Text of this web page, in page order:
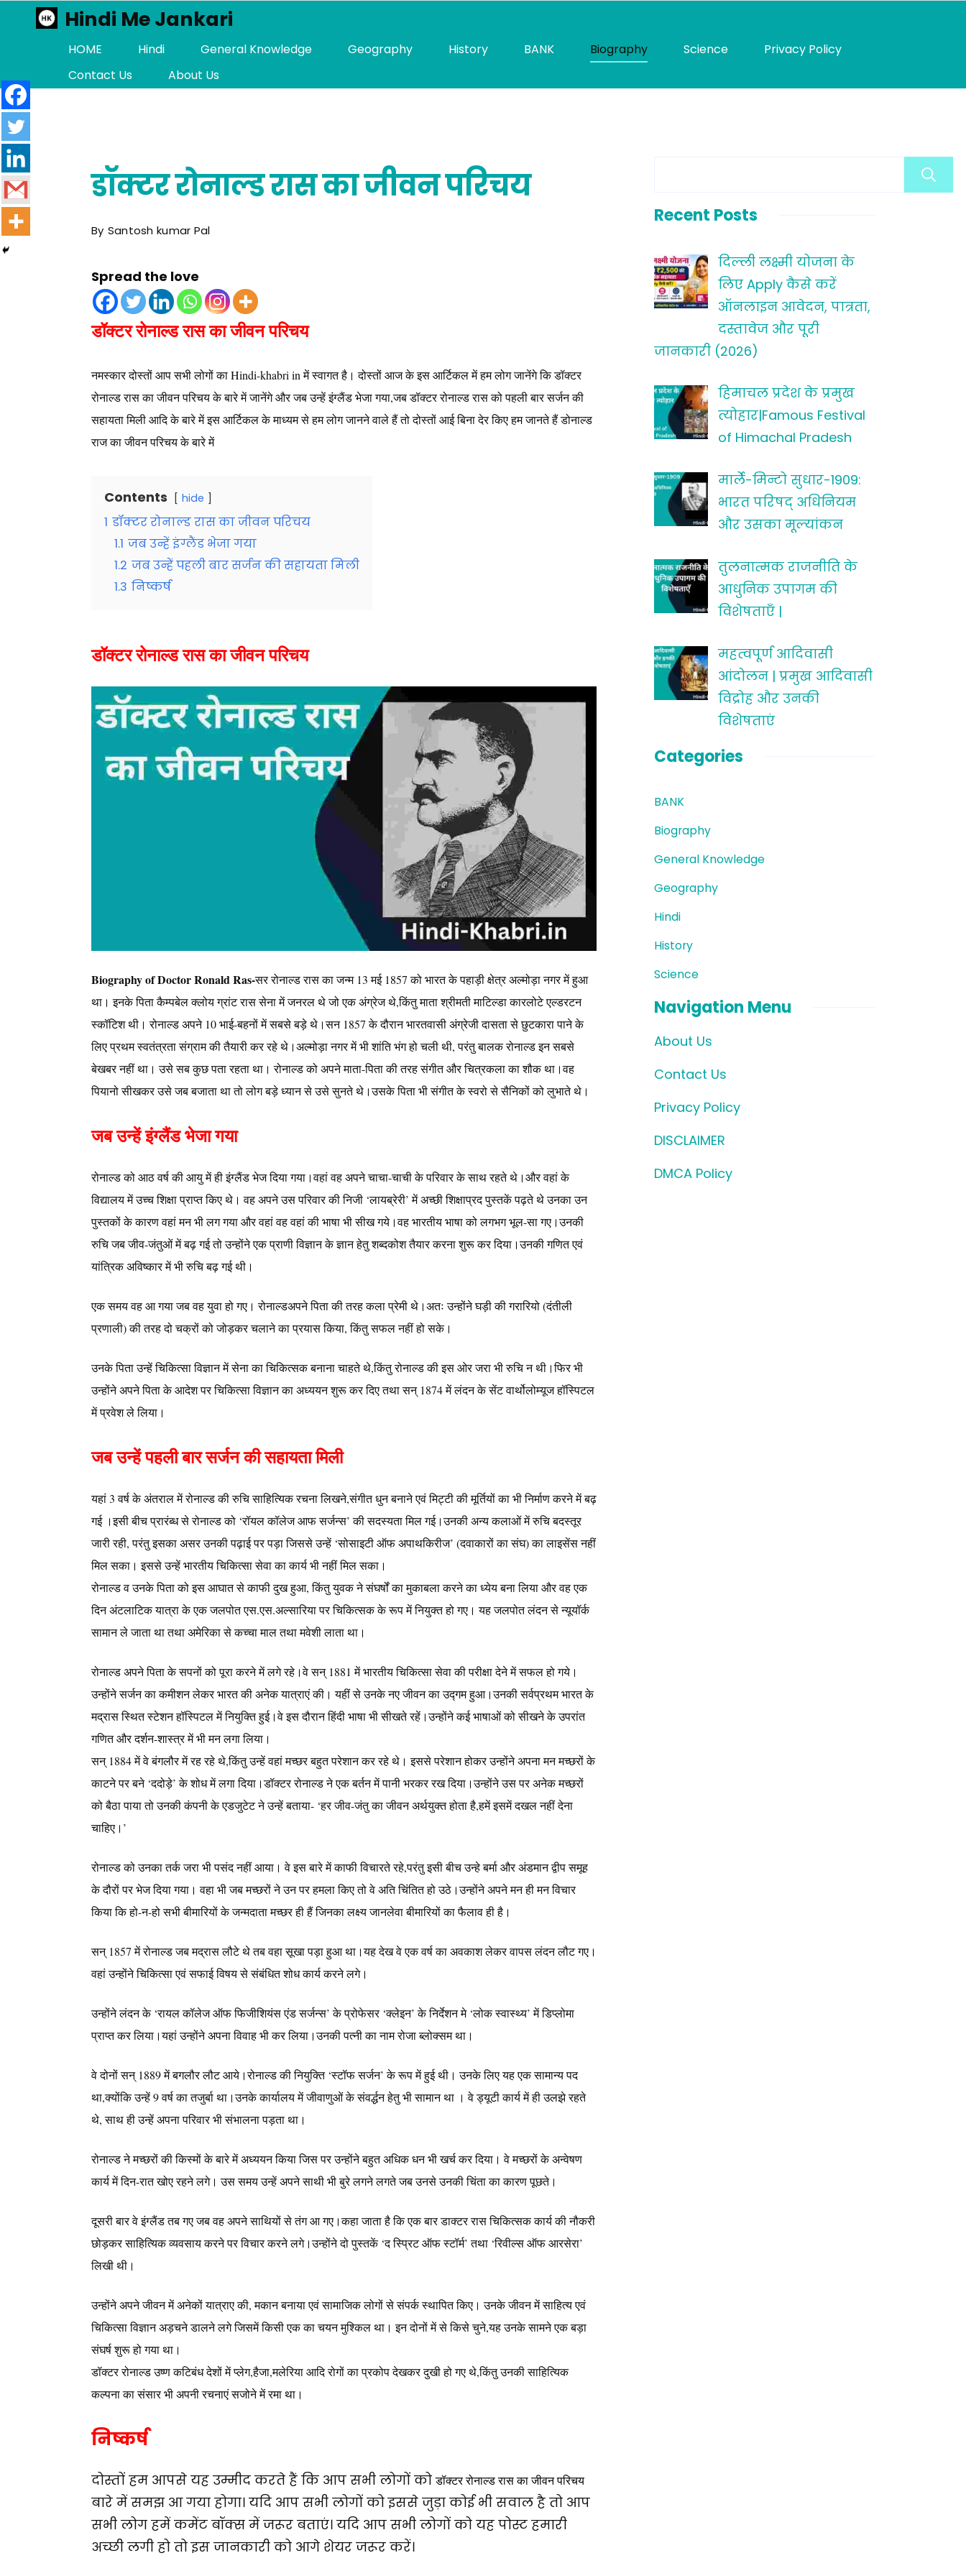
Hindi Me Jankari
HOME Hindi General Knowledge Geography History BANK Biography Science
Privacy Policy
Contact Us
About Us
डॉक्टर रोनाल्ड रास का जीवन परिचय
By Santosh kumar Pal
Spread the love
डॉक्टर रोनाल्ड रास का जीवन परिचय
नमस्कार दोस्तों आप सभी लोगों का Hindi-khabri in में स्वागत है। दोस्तों आज के इस आर्टिकल में हम लोग जानेंगे कि डॉक्टर
रोनाल्ड रास का जीवन परिचय के बारे में जानेंगे और जब उन्हें इंग्लैंड भेजा गया,जब डॉक्टर रोनाल्ड रास को पहली बार सर्जन की
सहायता मिली आदि के बारे में इस आर्टिकल के माध्यम से हम लोग जानने वाले हैं तो दोस्तों आई बिना देर किए हम जानते हैं डोनाल्ड
राज का जीवन परिचय के बारे में
Contents hide
1 डॉक्टर रोनाल्ड रास का जीवन परिचय
1.1 जब उन्हें इंग्लैंड भेजा गया
1.2 जब उन्हें पहली बार सर्जन की सहायता मिली
1.3 निष्कर्ष
डॉक्टर रोनाल्ड रास का जीवन परिचय
Biography of Doctor Ronald Ras-सर रोनाल्ड रास का जन्म 13 मई 1857 को भारत के पहाड़ी क्षेत्र अल्मोड़ा नगर में हुआ
था। इनके पिता कैम्पबेल क्लोय ग्रांट रास सेना में जनरल थे जो एक अंग्रेज थे,किंतु माता श्रीमती माटिल्डा कारलोटे एल्डरटन
स्कॉटिश थी। रोनाल्ड अपने 10 भाई-बहनों में सबसे बड़े थे।सन 1857 के दौरान भारतवासी अंग्रेजी दासता से छुटकारा पाने के
लिए प्रथम स्वतंत्रता संग्राम की तैयारी कर रहे थे।अल्मोड़ा नगर में भी शांति भंग हो चली थी, परंतु बालक रोनाल्ड इन सबसे
बेखबर नहीं था। उसे सब कुछ पता रहता था। रोनाल्ड को अपने माता-पिता की तरह संगीत और चित्रकला का शौक था।वह
पियानो सीखकर उसे जब बजाता था तो लोग बड़े ध्यान से उसे सुनते थे।उसके पिता भी संगीत के स्वरो से सैनिकों को लुभाते थे।
जब उन्हें इंग्लैंड भेजा गया
रोनाल्ड को आठ वर्ष की आयु में ही इंग्लैंड भेज दिया गया।वहां वह अपने चाचा-चाची के परिवार के साथ रहते थे।और वहां के
विद्यालय में उच्च शिक्षा प्राप्त किए थे। वह अपने उस परिवार की निजी ‘लायब्रेरी’ में अच्छी शिक्षाप्रद पुस्तकें पढ़ते थे उनका उन
पुस्तकों के कारण वहां मन भी लग गया और वहां वह वहां की भाषा भी सीख गये।वह भारतीय भाषा को लगभग भूल-सा गए।उनकी
रुचि जब जीव-जंतुओं में बढ़ गई तो उन्होंने एक प्राणी विज्ञान के ज्ञान हेतु शब्दकोश तैयार करना शुरू कर दिया।उनकी गणित एवं
यांत्रिक अविष्कार में भी रुचि बढ़ गई थी।
एक समय वह आ गया जब वह युवा हो गए। रोनाल्डअपने पिता की तरह कला प्रेमी थे।अतः उन्होंने घड़ी की गरारियो (दंतीली
प्रणाली) की तरह दो चक्रों को जोड़कर चलाने का प्रयास किया, किंतु सफल नहीं हो सके।
उनके पिता उन्हें चिकित्सा विज्ञान में सेना का चिकित्सक बनाना चाहते थे,किंतु रोनाल्ड की इस ओर जरा भी रुचि न थी।फिर भी
उन्होंने अपने पिता के आदेश पर चिकित्सा विज्ञान का अध्ययन शुरू कर दिए तथा सन् 1874 में लंदन के सेंट वार्थोलोम्यूज हॉस्पिटल
में प्रवेश ले लिया।
जब उन्हें पहली बार सर्जन की सहायता मिली
यहां 3 वर्ष के अंतराल में रोनाल्ड की रुचि साहित्यिक रचना लिखने,संगीत धुन बनाने एवं मिट्टी की मूर्तियों का भी निर्माण करने में बढ़
गई ।इसी बीच प्रारंब्ध से रोनाल्ड को ‘रॉयल कॉलेज आफ सर्जन्स’ की सदस्यता मिल गई।उनकी अन्य कलाओं में रुचि बदस्तूर
जारी रही, परंतु इसका असर उनकी पढ़ाई पर पड़ा जिससे उन्हें ‘सोसाइटी ऑफ अपाथकिरीज’ (दवाकारों का संघ) का लाइसेंस नहीं
मिल सका। इससे उन्हें भारतीय चिकित्सा सेवा का कार्य भी नहीं मिल सका।
रोनाल्ड व उनके पिता को इस आघात से काफी दुख हुआ, किंतु युवक ने संघर्षों का मुकाबला करने का ध्येय बना लिया और वह एक
दिन अंटलाटिक यात्रा के एक जलपोत एस.एस.अल्सारिया पर चिकित्सक के रूप में नियुक्त हो गए। यह जलपोत लंदन से न्यूयॉर्क
सामान ले जाता था तथा अमेरिका से कच्चा माल तथा मवेशी लाता था।
रोनाल्ड अपने पिता के सपनों को पूरा करने में लगे रहे।वे सन् 1881 में भारतीय चिकित्सा सेवा की परीक्षा देने में सफल हो गये।
उन्होंने सर्जन का कमीशन लेकर भारत की अनेक यात्राएं की। यहीं से उनके नए जीवन का उद्गम हुआ।उनकी सर्वप्रथम भारत के
मद्रास स्थित स्टेशन हॉस्पिटल में नियुक्ति हुई।वे इस दौरान हिंदी भाषा भी सीखते रहें।उन्होंने कई भाषाओं को सीखने के उपरांत
गणित और दर्शन-शास्त्र में भी मन लगा लिया।
सन् 1884 में वे बंगलौर में रह रहे थे,किंतु उन्हें वहां मच्छर बहुत परेशान कर रहे थे। इससे परेशान होकर उन्होंने अपना मन मच्छरों के
काटने पर बने ‘ददोड़े’ के शोध में लगा दिया।डॉक्टर रोनाल्ड ने एक बर्तन में पानी भरकर रख दिया।उन्होंने उस पर अनेक मच्छरों
को बैठा पाया तो उनकी कंपनी के एडजुटेट ने उन्हें बताया- ‘हर जीव-जंतु का जीवन अर्थयुक्त होता है,हमें इसमें दखल नहीं देना
चाहिए।’
रोनाल्ड को उनका तर्क जरा भी पसंद नहीं आया। वे इस बारे में काफी विचारते रहे,परंतु इसी बीच उन्हे बर्मा और अंडमान द्वीप समूह
के दौरों पर भेज दिया गया। वहा भी जब मच्छरों ने उन पर हमला किए तो वे अति चिंतित हो उठे।उन्होंने अपने मन ही मन विचार
किया कि हो-न-हो सभी बीमारियों के जन्मदाता मच्छर ही हैं जिनका लक्ष्य जानलेवा बीमारियों का फैलाव ही है।
सन् 1857 में रोनाल्ड जब मद्रास लौटे थे तब वहा सूखा पड़ा हुआ था।यह देख वे एक वर्ष का अवकाश लेकर वापस लंदन लौट गए।
वहां उन्होंने चिकित्सा एवं सफाई विषय से संबंधित शोध कार्य करने लगे।
उन्होंने लंदन के ‘रायल कॉलेज ऑफ फिजीशियंस एंड सर्जन्स’ के प्रोफेसर ‘क्लेइन’ के निर्देशन मे ‘लोक स्वास्थ्य’ में डिप्लोमा
प्राप्त कर लिया।यहां उन्होंने अपना विवाह भी कर लिया।उनकी पत्नी का नाम रोजा ब्लोक्सम था।
वे दोनों सन् 1889 में बगलौर लौट आये।रोनाल्ड की नियुक्ति ‘स्टॉफ सर्जन’ के रूप में हुई थी। उनके लिए यह एक सामान्य पद
था,क्योंकि उन्हें 9 वर्ष का तजुर्बा था।उनके कार्यालय में जीवाणुओं के संवर्द्धन हेतु भी सामान था । वे ड्यूटी कार्य में ही उलझे रहते
थे, साथ ही उन्हें अपना परिवार भी संभालना पड़ता था।
रोनाल्ड ने मच्छरों की किस्मों के बारे में अध्ययन किया जिस पर उन्होंने बहुत अधिक धन भी खर्च कर दिया। वे मच्छरों के अन्वेषण
कार्य में दिन-रात खोए रहने लगे। उस समय उन्हें अपने साथी भी बुरे लगने लगते जब उनसे उनकी चिंता का कारण पूछते।
दूसरी बार वे इंग्लैंड तब गए जब वह अपने साथियों से तंग आ गए।कहा जाता है कि एक बार डाक्टर रास चिकित्सक कार्य की नौकरी
छोड़कर साहित्यिक व्यवसाय करने पर विचार करने लगे।उन्होंने दो पुस्तकें ‘द स्प्रिट ऑफ स्टॉर्म’ तथा ‘रिवील्स ऑफ आरसेरा’
लिखी थी।
उन्होंने अपने जीवन में अनेकों यात्राए की, मकान बनाया एवं सामाजिक लोगों से संपर्क स्थापित किए। उनके जीवन में साहित्य एवं
चिकित्सा विज्ञान अड़चने डालने लगे जिसमें किसी एक का चयन मुश्किल था। इन दोनों में से किसे चुने,यह उनके सामने एक बड़ा
संघर्ष शुरू हो गया था।
डॉक्टर रोनाल्ड उष्ण कटिबंध देशों में प्लेग,हैजा,मलेरिया आदि रोगों का प्रकोप देखकर दुखी हो गए थे,किंतु उनकी साहित्यिक
कल्पना का संसार भी अपनी रचनाएं सजोने में रमा था।
निष्कर्ष
दोस्तों हम आपसे यह उम्मीद करते हैं कि आप सभी लोगों कोडॉक्टर रोनाल्ड रास का जीवन परिचय
बारे में समझ आ गया होगा। यदि आप सभी लोगों को इससे जुड़ा कोई भी सवाल है तो आप
सभी लोग हमें कमेंट बॉक्स में जरूर बताएं। यदि आप सभी लोगों को यह पोस्ट हमारी
अच्छी लगी हो तो इस जानकारी को आगे शेयर जरूर करें।
Recent Posts
दिल्ली लक्ष्मी योजना के
लिए Apply कैसे करें
ऑनलाइन आवेदन, पात्रता,
दस्तावेज और पूरी
जानकारी (2026)
हिमाचल प्रदेश के प्रमुख
त्योहार|Famous Festival
of Himachal Pradesh
मार्ले-मिन्टो सुधार-1909:
भारत परिषद् अधिनियम
और उसका मूल्यांकन
तुलनात्मक राजनीति के
आधुनिक उपागम की
विशेषताएँ |
महत्वपूर्ण आदिवासी
आंदोलन | प्रमुख आदिवासी
विद्रोह और उनकी
विशेषताएं
Categories
BANK
Biography
General Knowledge
Geography
Hindi
History
Science
Navigation Menu
About Us
Contact Us
Privacy Policy
DISCLAIMER
DMCA Policy